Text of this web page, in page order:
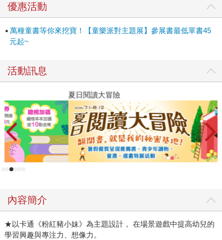
優惠活動
萬種童書等你來挖寶！【童樂派對主題展】參展書最低單書45
元起~
活動訊息
內容簡介
★以卡通《粉紅豬小妹》為主題設計， 在場景遊戲中提高幼兒的
學習興趣與專注力、想像力。